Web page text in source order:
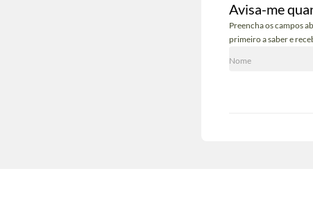
Avisa-me
Preencha os campos
primeiro a saber e